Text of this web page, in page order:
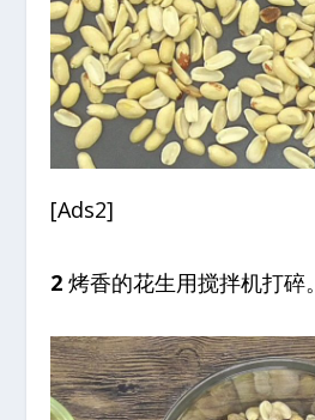
[Ads2]
2 烤香的花生用搅拌机打碎。